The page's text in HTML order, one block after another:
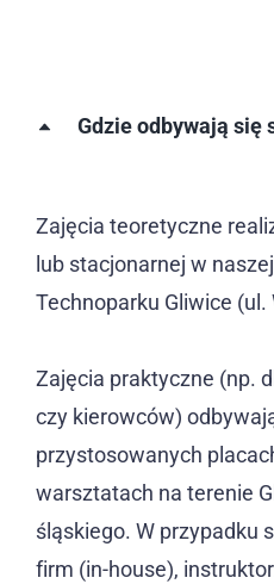
Gdzie odbywają się
Zajęcia teoretyczne
lub stacjonarnej w
Technoparku Gliwice
Zajęcia praktyczne (np.
czy kierowców)
przystosowanych
warsztatach na terenie
śląskiego. W przypadku
firm (in-house),